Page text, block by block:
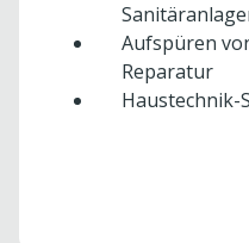
Aufspüren
Reparatur
Haustechnik-